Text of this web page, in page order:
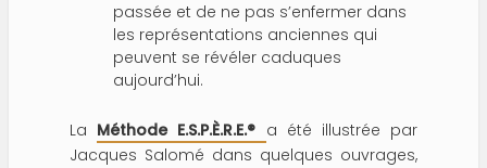
passée et de ne pas s’enfermer dans
les représentations anciennes qui
peuvent se révéler caduques
aujourd’hui.
La Méthode E.S.P.È.R.E.® a été illustrée par
Jacques Salomé dans quelques ouvrages,